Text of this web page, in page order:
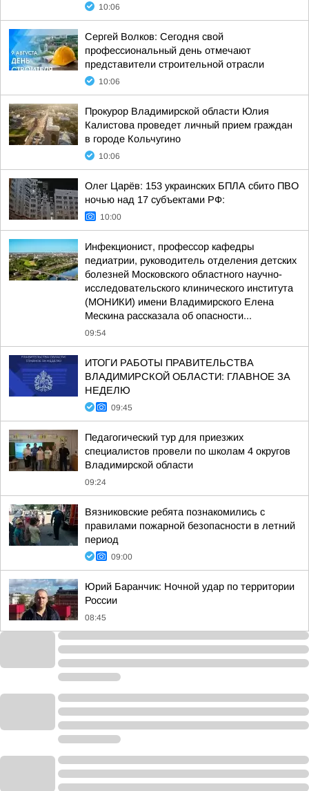
10:06
Сергей Волков: Сегодня свой
профессиональный день отмечают
представители строительной отрасли
10:06
Прокурор Владимирской области Юлия
Калистова проведет личный прием граждан
в городе Кольчугино
10:06
Олег Царёв: 153 украинских БПЛА сбито ПВО
ночью над 17 субъектами РФ:
10:00
Инфекционист, профессор кафедры
педиатрии, руководитель отделения детских
болезней Московского областного научно-
исследовательского клинического института
(МОНИКИ) имени Владимирского Елена
Мескина рассказала об опасности...
09:54
ИТОГИ РАБОТЫ ПРАВИТЕЛЬСТВА
ВЛАДИМИРСКОЙ ОБЛАСТИ: ГЛАВНОЕ ЗА
НЕДЕЛЮ
09:45
Педагогический тур для приезжих
специалистов провели по школам 4 округов
Владимирской области
09:24
Вязниковские ребята познакомились с
правилами пожарной безопасности в летний
период
09:00
Юрий Баранчик: Ночной удар по территории
России
08:45